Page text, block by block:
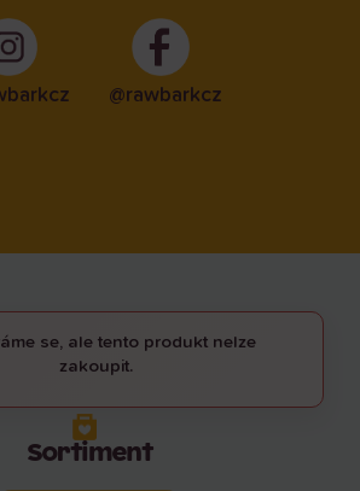
@rawbarkcz
se, ale tento produkt nelze
zakoupit.
Sortiment